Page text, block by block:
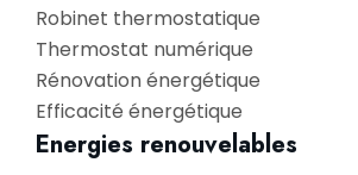
Robinet thermostatique
Thermostat numérique
Rénovation énergétique
Efficacité énergétique
Energies renouvelables